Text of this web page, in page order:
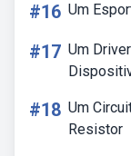
#16 Um
#17 Um
#18 Um
Resistor